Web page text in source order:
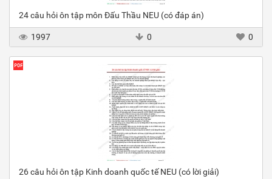
24 câu hỏi ôn tập môn Đấu Thầu NEU (có đáp án)
1997 0 0
26 câu hỏi ôn tập Kinh doanh quốc tế NEU (có lời giải)